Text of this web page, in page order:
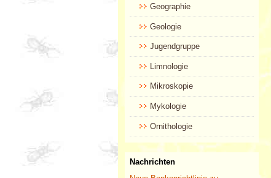
Geographie
Geologie
Jugendgruppe
Limnologie
Mikroskopie
Mykologie
Ornithologie
Nachrichten